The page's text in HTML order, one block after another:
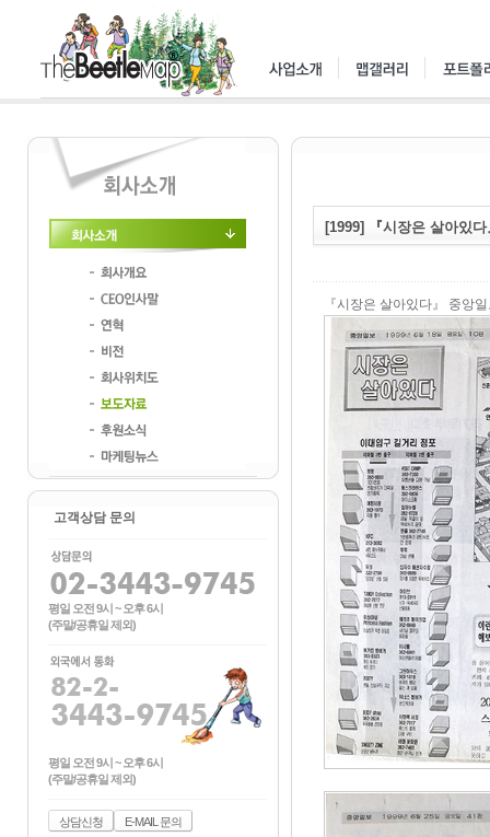
회사개요
CEO인사말
회사위치도
보도자료
후원소식
마케팅뉴스
고객상담 문의
평일 오전 9시 ~ 오후 6시
(주말/공휴일 제외)
평일 오전 9시 ~ 오후 6시
(주말/공휴일 제외)
상담신청 E-MAIL 문의
[1999] 『시장은 살아있다
『시장은 살아있다』 중앙